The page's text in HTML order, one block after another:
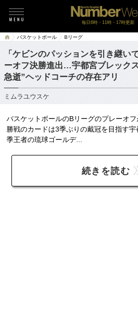
毎日6時・11時・17時更新
バスケットボール Bリーグ
「ケビンのパッションを引き継
ーオフ決勝進出…宇都宮ブレック
急逝”ヘッドコーチの存在アリ
ミムラユウスケ
バスケットボールのBリーグのプレーオ
勝戦のカードは3季ぶりの戴冠を目指す
季王者の琉球ゴールデ...
続きを読む